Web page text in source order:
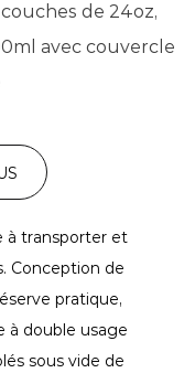
de 24oz,
avec couvercle
à transporter et
Conception de
pratique,
à double usage
sous vide de